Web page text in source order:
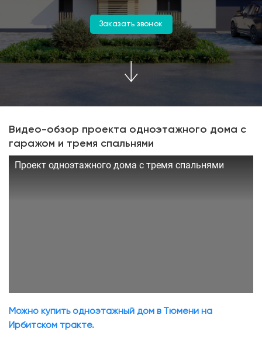
Заказать звонок
Видео-обзор проекта одноэтажного дома с
гаражом и тремя спальнями
Проект одноэтажного дома с тремя спальнями
Можно купить одноэтажный дом в Тюмени на
Ирбитском тракте.